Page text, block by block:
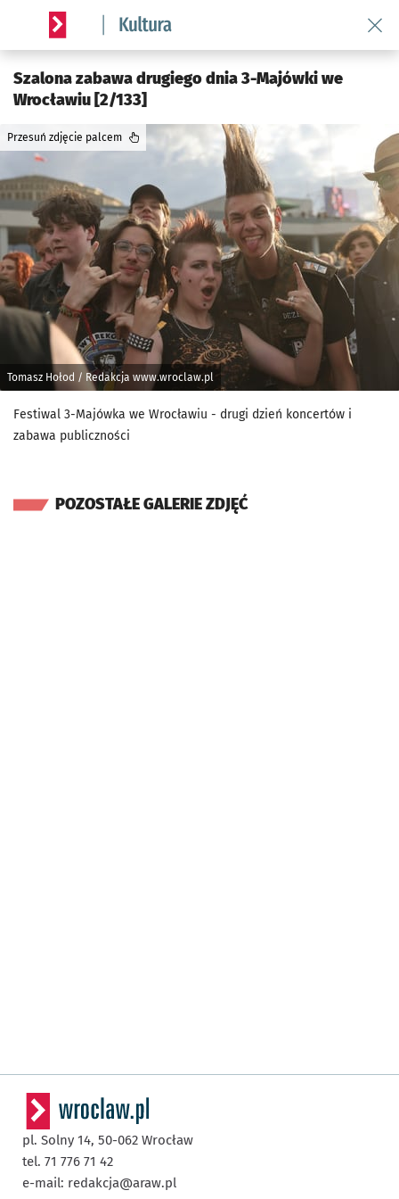
Serwis informacyjny wroclaw.pl podserwis: Kultura
Szalona zabawa drugiego dnia 3-Majówki we
Wrocławiu [2/133]
Tomasz Hołod / Redakcja www.wroclaw.pl
Przesuń zdjęcie palcem
Festiwal 3-Majówka we Wrocławiu - drugi dzień koncertów i
zabawa publiczności
POZOSTAŁE GALERIE ZDJĘĆ
pl. Solny 14, 50-062 Wrocław
tel. 71 776 71 42
e-mail: redakcja@araw.pl